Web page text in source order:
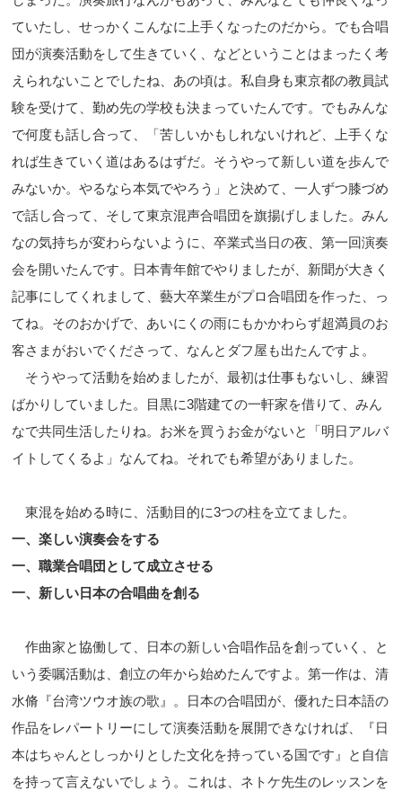
ていたし、せっかくこんなに上手くなったのだから。でも合唱
団が演奏活動をして生きていく、などということはまったく考
えられないことでしたね、あの頃は。私自身も東京都の教員試
験を受けて、勤め先の学校も決まっていたんです。でもみんな
で何度も話し合って、「苦しいかもしれないけれど、上手くな
れば生きていく道はあるはずだ。そうやって新しい道を歩んで
みないか。やるなら本気でやろう」と決めて、一人ずつ膝づめ
で話し合って、そして東京混声合唱団を旗揚げしました。みん
なの気持ちが変わらないように、卒業式当日の夜、第一回演奏
会を開いたんです。日本青年館でやりましたが、新聞が大きく
記事にしてくれまして、藝大卒業生がプロ合唱団を作った、っ
てね。そのおかげで、あいにくの雨にもかかわらず超満員のお
客さまがおいでくださって、なんとダフ屋も出たんですよ。
そうやって活動を始めましたが、最初は仕事もないし、練習
ばかりしていました。目黒に3階建ての一軒家を借りて、みん
なで共同生活したりね。お米を買うお金がないと「明日アルバ
イトしてくるよ」なんてね。それでも希望がありました。
東混を始める時に、活動目的に3つの柱を立てました。
一、楽しい演奏会をする
一、職業合唱団として成立させる
一、新しい日本の合唱曲を創る
作曲家と協働して、日本の新しい合唱作品を創っていく、と
いう委嘱活動は、創立の年から始めたんですよ。第一作は、清
水脩『台湾ツウオ族の歌』。日本の合唱団が、優れた日本語の
作品をレパートリーにして演奏活動を展開できなければ、『日
本はちゃんとしっかりとした文化を持っている国です』と自信
を持って言えないでしょう。これは、ネトケ先生のレッスンを